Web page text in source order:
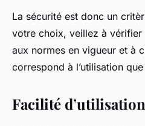
La sécurité est donc un
votre choix, veillez à
aux normes en vigueur et à
correspond à l’utilisation
Facilité